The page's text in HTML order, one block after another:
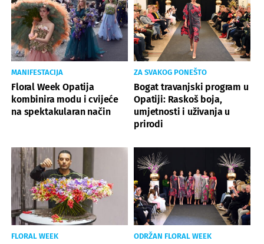
MANIFESTACIJA
Floral Week Opatija
kombinira modu i cvijeće
na spektakularan način
ZA SVAKOG PONEŠTO
Bogat travanjski program u
Opatiji: Raskoš boja,
umjetnosti i uživanja u
prirodi
FLORAL WEEK ODRŽAN FLORAL WEEK